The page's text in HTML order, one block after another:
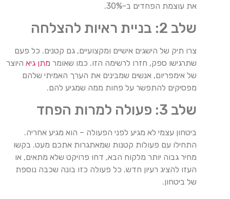
את עוצמת הפחדים ב-30%.
שלב 2: בניית ראיות להצלחה
צרו תיק של הישגים אישיים ומקצועיים, גם קטנים. כל פעם
שתרגישו ספק, חזרו לרשימה הזו. כמו שאומר מתן גיא היוצר
של אימפריום, אנשים שמבינים את הערך האמיתי שלהם
מפסיקים להתפשר על פחות ממה שמגיע להם.
שלב 3: פעולה למרות הפחד
ביטחון עצמי לא מגיע לפני הפעולה – הוא מגיע אחריה.
התחילו עם פעולות קטנות שמאתגרות אתכם מעט. בקשו
מחיר גבוה יותר מלקוח הבא, דחו פרויקט שלא מתאים, או
העזו להציג רעיון חדש. כל פעולה כזו בונה שכבה נוספת
של ביטחון.